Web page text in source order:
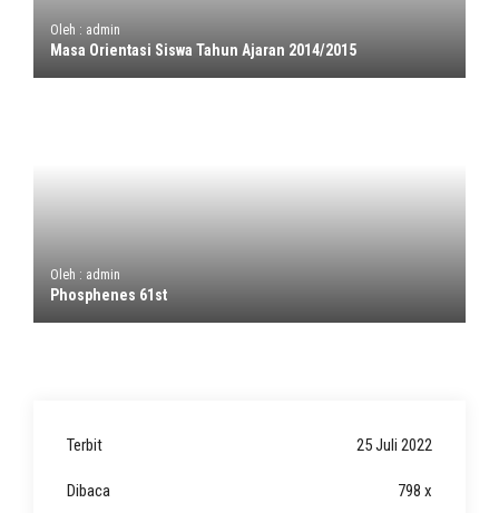
Oleh : admin
Masa Orientasi Siswa Tahun Ajaran 2014/2015
Oleh : admin
Phosphenes 61st
Terbit 25 Juli 2022
Dibaca 798 x